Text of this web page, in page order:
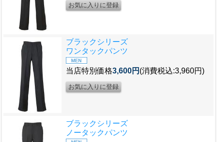
ブラックシリーズ
ワンタックパンツ
当店特別価格3,600円 (消費税込:3,960円)
ブラックシリーズ
ノータックパンツ